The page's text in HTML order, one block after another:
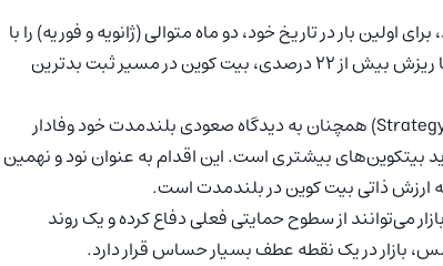
۷۹,۵۰۰ دلار به پایان برساند، برای اولین بار در تاریخ خود، دو ماه متوالی (ژانویه و فوریه) را با
بستن کندل منفی ماهانه پشت سر خواهد گذاشت. همچنین با ریزش بیش از ۲۲ درصدی، بیت کوین در مسیر ثبت بدترین
علیرغم عملکرد ضعیف قیمت در کوتاه‌مدت، شرکت استراتژی (Strategy) همچنان به دیدگاه صعودی بلندمدت خود وفادار
بیتکوین‌های بیشتری است. این اقدام به عنوان نود و نهمین
ذاتی بیت کوین در بلندمدت است.
می‌توانند از سطوح حمایتی فعلی دفاع کرده و یک روند
بازار در یک نقطه عطف بسیار حساس قرار دارد.